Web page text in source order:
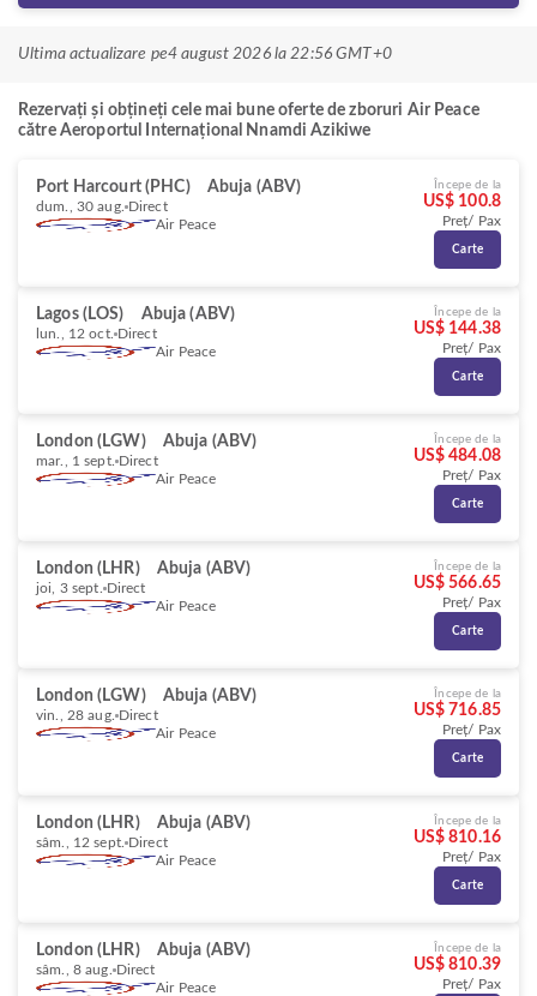
Ultima actualizare pe4 august 2026 la 22:56 GMT+0
Rezervați și obțineți cele mai bune oferte de zboruri Air Peace
către Aeroportul Internațional Nnamdi Azikiwe
Port Harcourt (PHC) Abuja (ABV)
dum., 30 aug. Direct
Air Peace
Începe de la
US$ 100.8
Preț/ Pax
Carte
Lagos (LOS) Abuja (ABV)
lun., 12 oct. Direct
Air Peace
Începe de la
US$ 144.38
Preț/ Pax
Carte
London (LGW) Abuja (ABV)
mar., 1 sept. Direct
Air Peace
Începe de la
US$ 484.08
Preț/ Pax
Carte
London (LHR) Abuja (ABV)
joi, 3 sept. Direct
Air Peace
Începe de la
US$ 566.65
Preț/ Pax
Carte
London (LGW) Abuja (ABV)
vin., 28 aug. Direct
Air Peace
Începe de la
US$ 716.85
Preț/ Pax
Carte
London (LHR) Abuja (ABV)
sâm., 12 sept. Direct
Air Peace
Începe de la
US$ 810.16
Preț/ Pax
Carte
London (LHR) Abuja (ABV)
sâm., 8 aug. Direct
Air Peace
Începe de la
US$ 810.39
Preț/ Pax